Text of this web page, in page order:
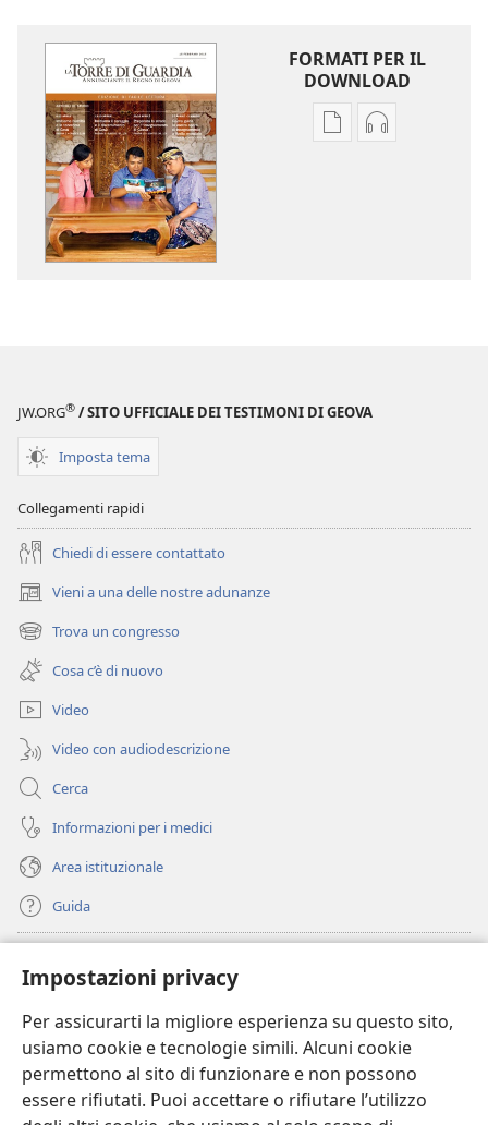
Impostazioni privacy
Per assicurarti la migliore esperienza su questo sito,
usiamo cookie e tecnologie simili. Alcuni cookie
permettono al sito di funzionare e non possono
essere rifiutati. Puoi accettare o rifiutare l’utilizzo
FORMATI PER IL
DOWNLOAD
Opzioni
PER
LETTURA)
Opzioni
FACILE
JW.ORG® / SITO UFFICIALE DEI TESTIMONI DI GEOVA
Imposta tema
Collegamenti rapidi
Chiedi di essere contattato
Vieni a una delle nostre adunanze
(apre
una
nuova
finestra)
Trova un congresso
(apre
una
nuova
finestra)
Cosa c’è di nuovo
Video
Video con audiodescrizione
Cerca
Informazioni per i medici
Area istituzionale
Guida
(apre
una
nuova
finestra)
BIBLIOTECA ONLINE Watchtower
(apre
una
nuova
finestra)
JW Hub
(apre
una
JW Library